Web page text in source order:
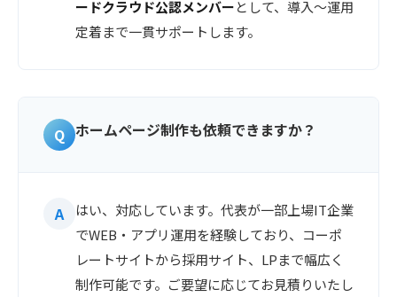
ードクラウド公認メンバーとして、導入〜運用
定着まで一貫サポートします。
ホームページ制作も依頼できますか？
はい、対応しています。代表が一部上場IT企業
でWEB・アプリ運用を経験しており、コーポ
レートサイトから採用サイト、LPまで幅広く
制作可能です。ご要望に応じてお見積りいたし